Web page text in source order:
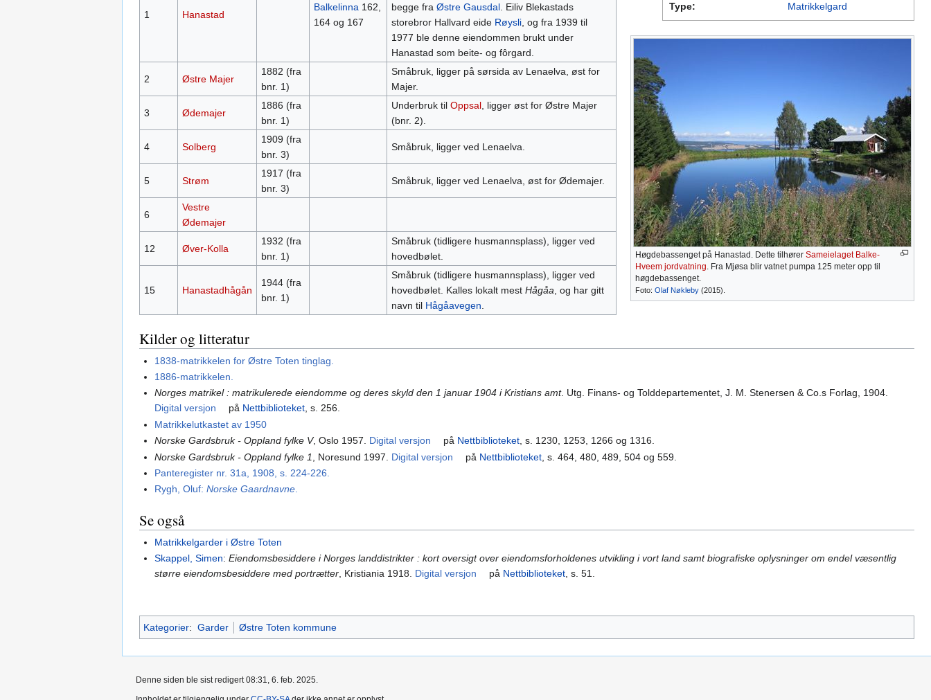
Type:
Matrikkelgard
Høgdebassenget på Hanastad. Dette tilhører Sameielaget Balke-
Hveem jordvatning. Fra Mjøsa blir vatnet pumpa 125 meter opp til
høgdebassenget.
Foto: Olaf Nøkleby (2015).
1 Hanastad
Balkelinna162,
164 og 167
begge fra Østre Gausdal. Eiliv Blekastads
storebror Hallvard eide Røysli, og fra 1939 til
1977 ble denne eiendommen brukt under
Hanastad som beite- og fôrgard.
2 Østre Majer
1882 (fra
bnr. 1)
Småbruk, ligger på sørsida av Lenaelva, øst for
Majer.
3 Ødemajer
1886 (fra
bnr. 1)
Underbruk til Oppsal, ligger øst for Østre Majer
(bnr. 2).
4 Solberg
1909 (fra
bnr. 3)
Småbruk, ligger ved Lenaelva.
5 Strøm
1917 (fra
bnr. 3)
Småbruk, ligger ved Lenaelva, øst for Ødemajer.
6
Vestre
Ødemajer
12 Øver-Kolla
1932 (fra
bnr. 1)
Småbruk (tidligere husmannsplass), ligger ved
hovedbølet.
15 Hanastadhågån
1944 (fra
bnr. 1)
Småbruk (tidligere husmannsplass), ligger ved
hovedbølet. Kalles lokalt mest Hågåa, og har gitt
navn til Hågåavegen.
Kilder og litteratur
1838-matrikkelen for Østre Toten tinglag.
1886-matrikkelen.
Norges matrikel : matrikulerede eiendomme og deres skyld den 1 januar 1904 i Kristians amt. Utg. Finans- og Tolddepartementet, J. M. Stenersen & Co.s Forlag, 1904.
Digital versjon
på Nettbiblioteket, s. 256.
Matrikkelutkastet av 1950
Norske Gardsbruk - Oppland fylke V, Oslo 1957. Digital versjon på Nettbiblioteket, s. 1230, 1253, 1266 og 1316.
Norske Gardsbruk - Oppland fylke 1
, Noresund 1997. Digital versjon på Nettbiblioteket , s. 464, 480, 489, 504 og 559.
Panteregister nr. 31a, 1908, s. 224-226.
Rygh, Oluf:Norske Gaardnavne.
Se også
Matrikkelgarder i Østre Toten
Skappel, Simen:Eiendomsbesiddere i Norges landdistrikter : kort oversigt over eiendomsforholdenes utvikling i vort land samt biografiske oplysninger om endel væsentlig
større eiendomsbesiddere med portrætter , Kristiania 1918. Digital versjon på Nettbiblioteket , s. 51.
Kategorier: Garder Østre Toten kommune
Denne siden ble sist redigert 08:31, 6. feb. 2025.